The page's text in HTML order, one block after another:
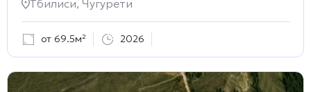
Тбилиси, Чугурети
от 69.5м² 2026